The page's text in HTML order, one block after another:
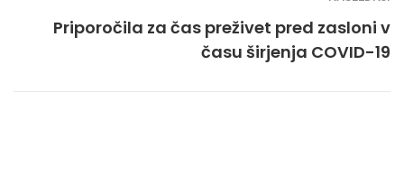
Priporočila za čas preživet pred zasloni v
času širjenja COVID-19